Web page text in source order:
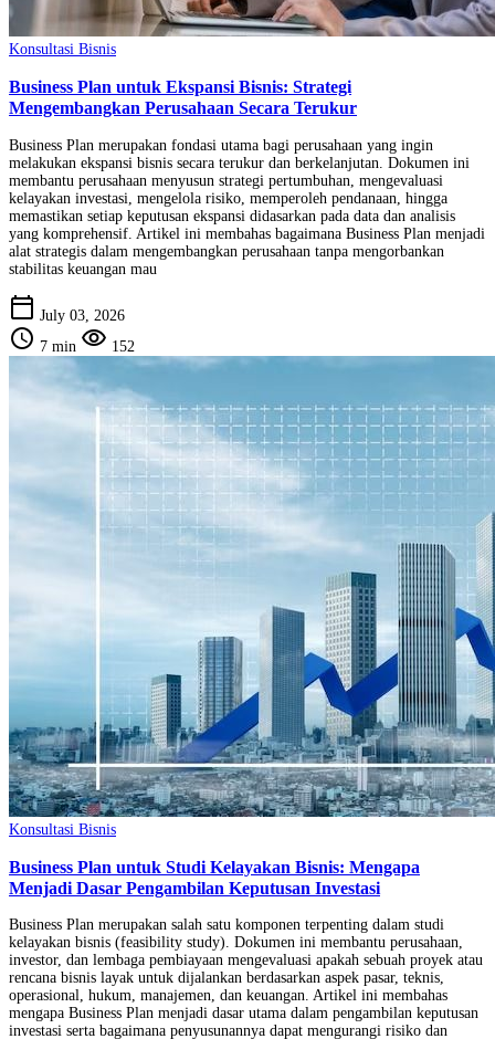
Konsultasi Bisnis
Business Plan untuk Ekspansi Bisnis: Strategi
Mengembangkan Perusahaan Secara Terukur
Business Plan merupakan fondasi utama bagi perusahaan yang ingin
melakukan ekspansi bisnis secara terukur dan berkelanjutan. Dokumen ini
membantu perusahaan menyusun strategi pertumbuhan, mengevaluasi
kelayakan investasi, mengelola risiko, memperoleh pendanaan, hingga
memastikan setiap keputusan ekspansi didasarkan pada data dan analisis
yang komprehensif. Artikel ini membahas bagaimana Business Plan menjadi
alat strategis dalam mengembangkan perusahaan tanpa mengorbankan
stabilitas keuangan mau
calendar_today July 03, 2026
schedule 7 min visibility 152
Konsultasi Bisnis
Business Plan untuk Studi Kelayakan Bisnis: Mengapa
Menjadi Dasar Pengambilan Keputusan Investasi
Business Plan merupakan salah satu komponen terpenting dalam studi
kelayakan bisnis (feasibility study). Dokumen ini membantu perusahaan,
investor, dan lembaga pembiayaan mengevaluasi apakah sebuah proyek atau
rencana bisnis layak untuk dijalankan berdasarkan aspek pasar, teknis,
operasional, hukum, manajemen, dan keuangan. Artikel ini membahas
mengapa Business Plan menjadi dasar utama dalam pengambilan keputusan
investasi serta bagaimana penyusunannya dapat mengurangi risiko dan